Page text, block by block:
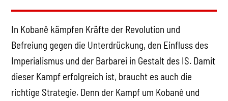
In Kobanê kämpfen Kräfte der Revolution und
Befreiung gegen die Unterdrückung, den Einfluss des
Imperialismus und der Barbarei in Gestalt des IS. Damit
dieser Kampf erfolgreich ist, braucht es auch die
richtige Strategie. Denn der Kampf um Kobanê und